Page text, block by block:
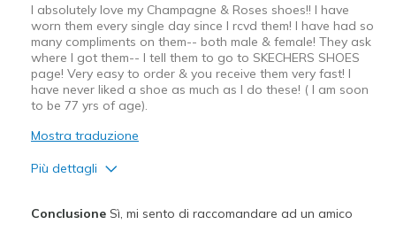
I absolutely love my Champagne & Roses shoes!! I have
worn them every single day since I rcvd them! I have had so
many compliments on them-- both male & female! They ask
where I got them-- I tell them to go to SKECHERS SHOES
page! Very easy to order & you receive them very fast! I
have never liked a shoe as much as I do these! ( I am soon
to be 77 yrs of age).
Mostra traduzione
Più dettagli
ConclusioneSì, mi sento di raccomandare ad un amico